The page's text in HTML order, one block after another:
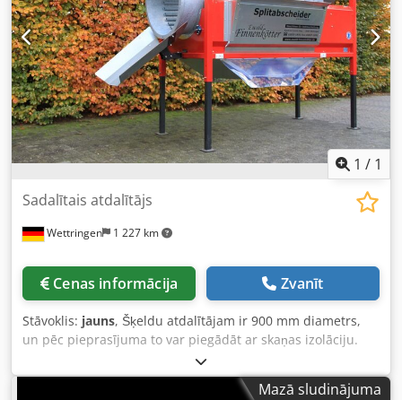
1 / 1
Wettringen 1 227 km
Sadalītais atdalītājs
Cenas informācija Zvanīt
Stāvoklis: jauns, Šķeldu atdalītājam ir 900 mm diametrs,
un pēc pieprasījuma to var piegādāt ar skaņas izolāciju.
Piedziņa – elektriskais motors, 0,75 kW. Dcjdpfx Ajvuku Nsg
Ajk
Mazā sludinājuma